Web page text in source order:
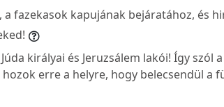
a fazekasok kapujának bejáratához, és
királyai és Jeruzsálem lakói! Így szól
erre a helyre, hogy belecsendül a